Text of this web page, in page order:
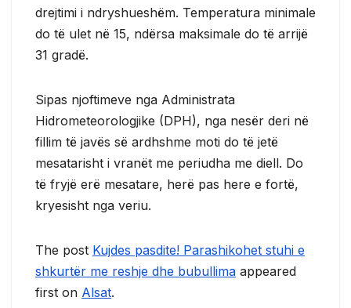
drejtimi i ndryshueshëm. Temperatura minimale
do të ulet në 15, ndërsa maksimale do të arrijë
31 gradë.
Sipas njoftimeve nga Administrata
Hidrometeorologjike (DPH), nga nesër deri në
fillim të javës së ardhshme moti do të jetë
mesatarisht i vranët me periudha me diell. Do
të fryjë erë mesatare, herë pas here e fortë,
kryesisht nga veriu.
The post Kujdes pasdite! Parashikohet stuhi e
shkurtër me reshje dhe bubullima appeared
first on Alsat.